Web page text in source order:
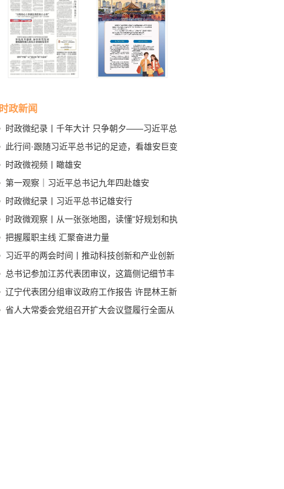
时政新闻
时政微纪录丨千年大计 只争朝夕——习近平总
书记赴河北雄安新区考察纪实
此行间·跟随习近平总书记的足迹，看雄安巨变
时政微视频丨瞰雄安
第一观察｜习近平总书记九年四赴雄安
时政微纪录丨习近平总书记雄安行
时政微观察丨从一张张地图，读懂“好规划和执
行力”
把握履职主线 汇聚奋进力量
习近平的两会时间丨推动科技创新和产业创新
深度融合
总书记参加江苏代表团审议，这篇侧记细节丰
富
辽宁代表团分组审议政府工作报告 许昆林王新
伟杨晓超郝鹏侯建国参加
省人大常委会党组召开扩大会议暨履行全面从